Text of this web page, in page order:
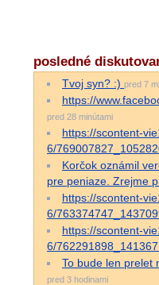
posledné
Tvoj syn? :) pred 7
https://
pred 28 minútami
https://scontent-
6/
Korčok oznámil
pre peniaze. Zrejme
https://scontent-
6/
https://scontent-
6/
To bude len prelet
pred 3 hodinami